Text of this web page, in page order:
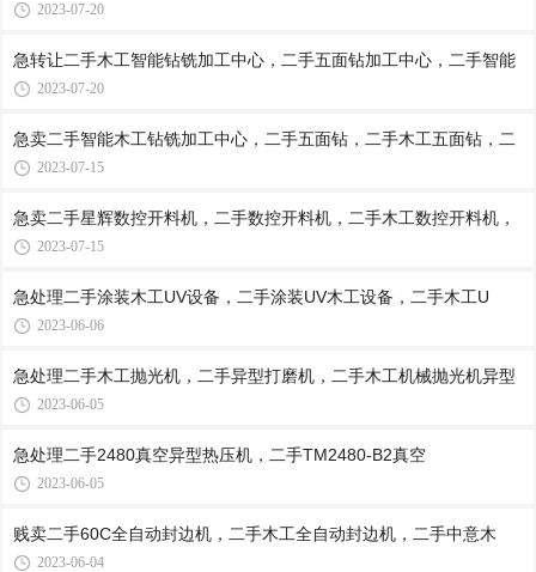
2023-07-20
急转让二手木工智能钻铣加工中心，二手五面钻加工中心，二手智能
2023-07-20
急卖二手智能木工钻铣加工中心，二手五面钻，二手木工五面钻，二
2023-07-15
急卖二手星辉数控开料机，二手数控开料机，二手木工数控开料机，
2023-07-15
急处理二手涂装木工UV设备，二手涂装UV木工设备，二手木工U
2023-06-06
急处理二手木工抛光机，二手异型打磨机，二手木工机械抛光机异型
2023-06-05
急处理二手2480真空异型热压机，二手TM2480-B2真空
2023-06-05
贱卖二手60C全自动封边机，二手木工全自动封边机，二手中意木
2023-06-04